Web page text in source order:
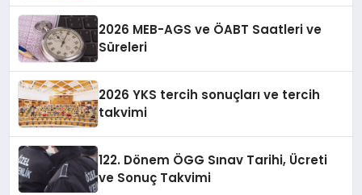
2026 MEB-AGS ve ÖABT Saatleri ve
Süreleri
2026 YKS tercih sonuçları ve tercih
takvimi
122. Dönem ÖGG Sınav Tarihi, Ücreti
ve Sonuç Takvimi